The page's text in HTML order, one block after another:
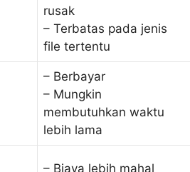
rusak
– Terbatas pada jenis
file tertentu
– Berbayar
– Mungkin
membutuhkan waktu
lebih lama
– Biaya lebih mahal